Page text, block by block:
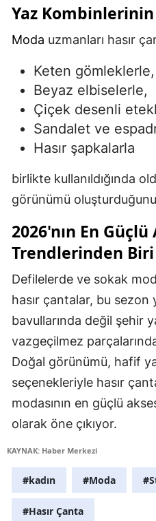
Yaz Kombinlerinin
Moda uzmanları hasır
Keten gömleklerle,
Beyaz elbiselerle,
Çiçek desenli
Sandalet ve
Hasır şapkalarla
birlikte kullanıldığında
görünümü
2026'nın En
Trendlerinden Biri
Defilelerde ve sokak
hasır çantalar, bu sezon
bavullarında değil şehir
vazgeçilmez
Doğal görünümü, hafif
seçenekleriyle hasır
modasının en güçlü
olarak öne çıkıyor.
KAYNAK: Haber Merkezi
#kadın #Moda
#Hasır Çanta